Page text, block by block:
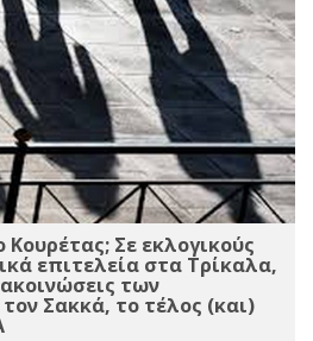
Σε εκλογικούς
επιτελεία στα Τρίκαλα,
των
Σακκά, το τέλος (και)